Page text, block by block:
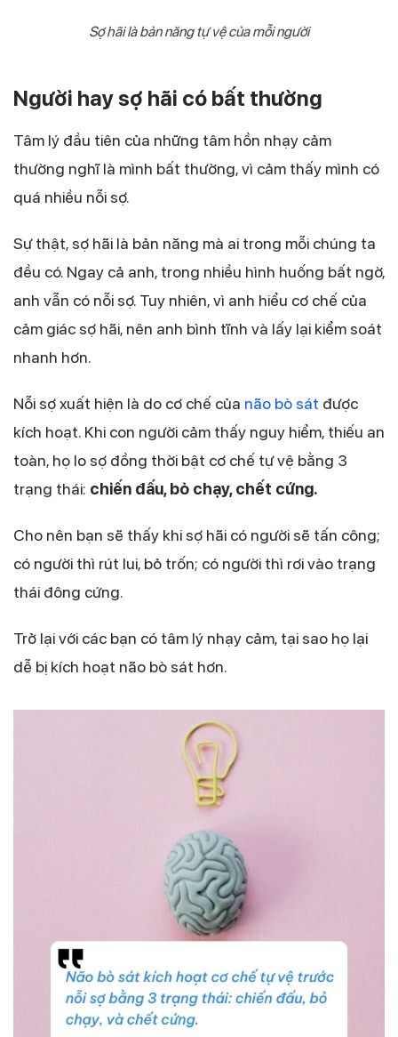
Sợ hãi là bản năng tự vệ của mỗi người
Người hay sợ hãi có bất thường
Tâm lý đầu tiên của những tâm hồn nhạy cảm
thường nghĩ là mình bất thường, vì cảm thấy mình có
quá nhiều nỗi sợ.
Sự thật, sợ hãi là bản năng mà ai trong mỗi chúng ta
đều có. Ngay cả anh, trong nhiều hình huống bất ngờ,
anh vẫn có nỗi sợ. Tuy nhiên, vì anh hiểu cơ chế của
cảm giác sợ hãi, nên anh bình tĩnh và lấy lại kiểm soát
nhanh hơn.
Nỗi sợ xuất hiện là do cơ chế của não bò sát được
kích hoạt. Khi con người cảm thấy nguy hiểm, thiếu an
toàn, họ lo sợ đồng thời bật cơ chế tự vệ bằng 3
trạng thái: chiến đấu, bỏ chạy, chết cứng.
Cho nên bạn sẽ thấy khi sợ hãi có người sẽ tấn công;
có người thì rút lui, bỏ trốn; có người thì rơi vào trạng
thái đông cứng.
Trở lại với các bạn có tâm lý nhạy cảm, tại sao họ lại
dễ bị kích hoạt não bò sát hơn.